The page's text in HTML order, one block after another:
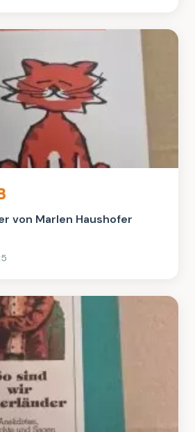
von Marlen Haushofer